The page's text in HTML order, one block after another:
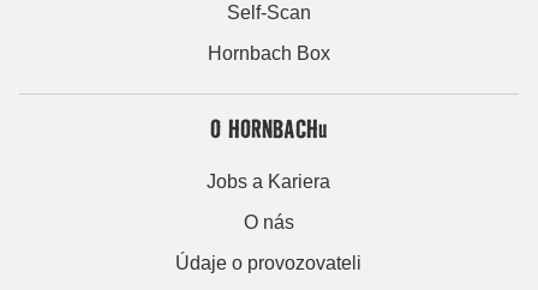
Self-Scan
Hornbach Box
O HORNBACHu
Jobs a Kariera
O nás
Údaje o provozovateli